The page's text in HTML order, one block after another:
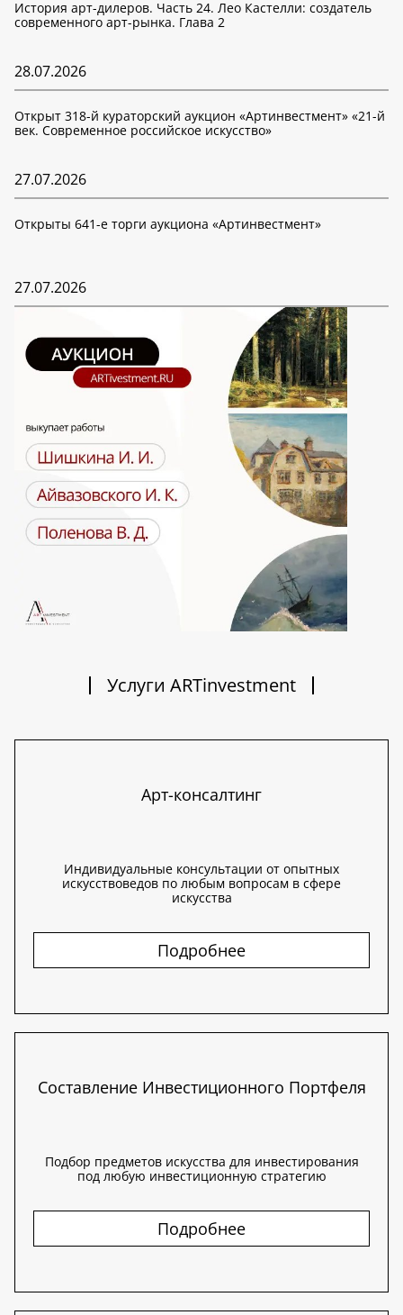
История арт-дилеров. Часть 24. Лео Кастелли: создатель
современного арт-рынка. Глава 2
28.07.2026
Открыт 318-й кураторский аукцион «Артинвестмент» «21-й
век. Современное российское искусство»
27.07.2026
Открыты 641-е торги аукциона «Артинвестмент»
27.07.2026
Услуги ARTinvestment
Арт-консалтинг
Индивидуальные консультации от опытных
искусствоведов по любым вопросам в сфере
искусства
Подробнее
Составление Инвестиционного Портфеля
Подбор предметов искусства для инвестирования
под любую инвестиционную стратегию
Подробнее